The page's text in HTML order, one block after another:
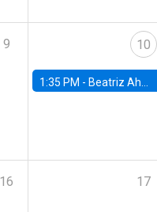
9 10
1:35 PM - Beatriz Ahumada, PhD candidate, Universidad de Pittsburgh
16 17